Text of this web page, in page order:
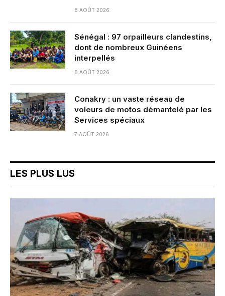
8 AOÛT 2026
Sénégal : 97 orpailleurs clandestins,
dont de nombreux Guinéens
interpellés
8 AOÛT 2026
Conakry : un vaste réseau de
voleurs de motos démantelé par les
Services spéciaux
7 AOÛT 2026
LES PLUS LUS